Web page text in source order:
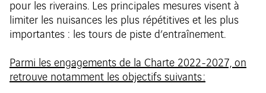
pour les riverains. Les principales mesures visent à
limiter les nuisances les plus répétitives et les plus
importantes : les tours de piste d’entraînement.
Parmi les engagements de la Charte 2022-2027, on
retrouve notamment les objectifs suivants :